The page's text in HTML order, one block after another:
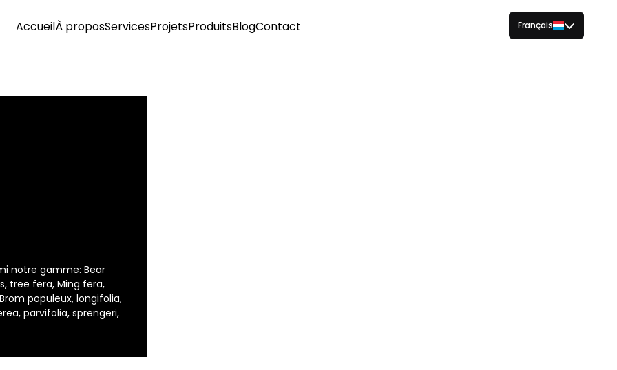
AccueilÀ proposServicesProjetsProduitsBlogContact Français
notre gamme: Bear
tree fera, Ming fera,
populeux, longifolia,
parvifolia, sprengeri,